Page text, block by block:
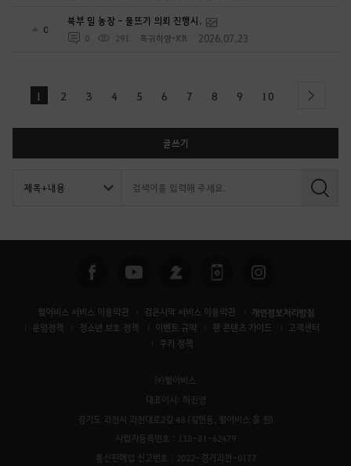
0
북부 밀 농장 - 물뜨기 의뢰 진행시.
0 291 흑귀하양-KR 2026.07.23
1 2 3 4 5 6 7 8 9 10 next
글쓰기
검
펄어비스 서비스 이용약관 검은사막 서비스 이용약관 개인정보처리방침
운영정책 청소년 보호 정책 이벤트 규약 팬 콘텐츠 가이드
고객센터
쿠키 정책
㈜펄어비스
대표이사: 허진영
경기도 과천시 과천대로2길 48 (갈현동, 펄어비스 홈 원)
사업자등록번호 : 138-81-62479
통신판매업 신고번호 : 2022-경기과천-0177